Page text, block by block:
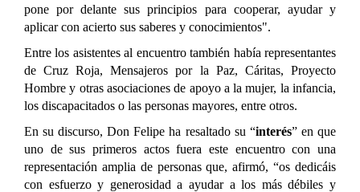
pone por delante sus principios para cooperar, ayudar y
aplicar con acierto sus saberes y conocimientos".
Entre los asistentes al encuentro también había representantes
de Cruz Roja, Mensajeros por la Paz, Cáritas, Proyecto
Hombre y otras asociaciones de apoyo a la mujer, la infancia,
los discapacitados o las personas mayores, entre otros.
En su discurso, Don Felipe ha resaltado su “interés” en que
uno de sus primeros actos fuera este encuentro con una
representación amplia de personas que, afirmó, “os dedicáis
con esfuerzo y generosidad a ayudar a los más débiles y